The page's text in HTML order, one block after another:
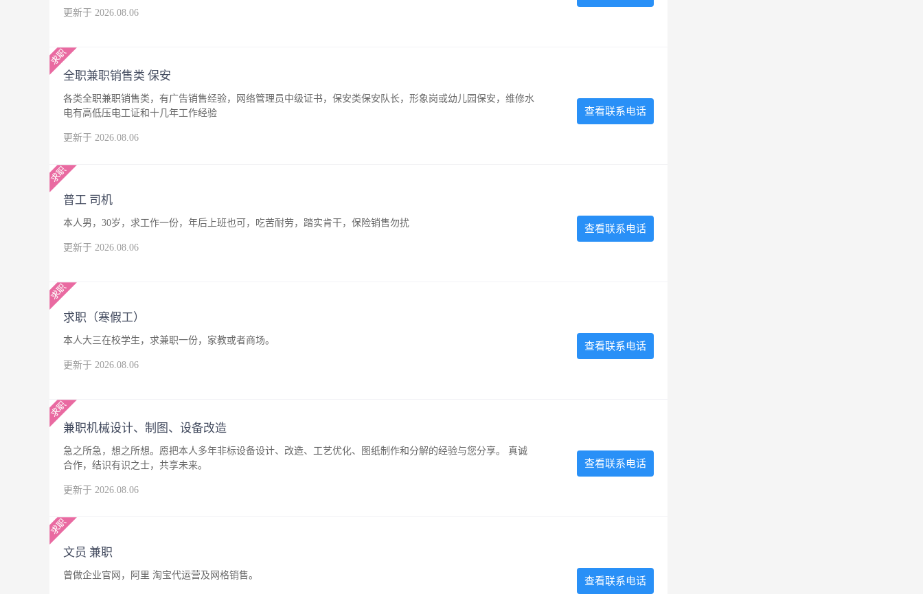
更新于 2026.08.06
全职兼职销售类 保安
各类全职兼职销售类，有广告销售经验，网络管理员中级证书，保安类保安队长，形象岗或幼儿园保安，维修水
电有高低压电工证和十几年工作经验
更新于 2026.08.06
查看联系电话
普工 司机
本人男，30岁，求工作一份，年后上班也可，吃苦耐劳，踏实肯干，保险销售勿扰
更新于 2026.08.06
查看联系电话
求职（寒假工）
本人大三在校学生，求兼职一份，家教或者商场。
更新于 2026.08.06
查看联系电话
兼职机械设计、制图、设备改造
急之所急，想之所想。愿把本人多年非标设备设计、改造、工艺优化、图纸制作和分解的经验与您分享。 真诚
合作，结识有识之士，共享未来。
更新于 2026.08.06
查看联系电话
文员 兼职
曾做企业官网，阿里 淘宝代运营及网格销售。 查看联系电话